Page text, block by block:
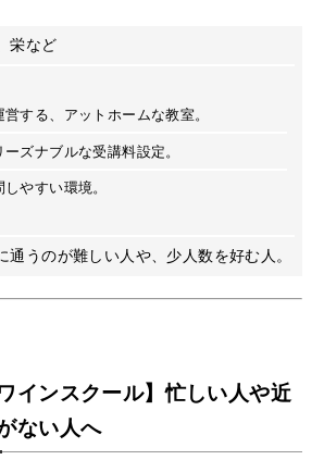
栄など
する、アットホームな教室。
ズナブルな受講料設定。
やすい環境。
通うのが難しい人や、少人数を好む人。
インスクール】忙しい人や近
ない人へ